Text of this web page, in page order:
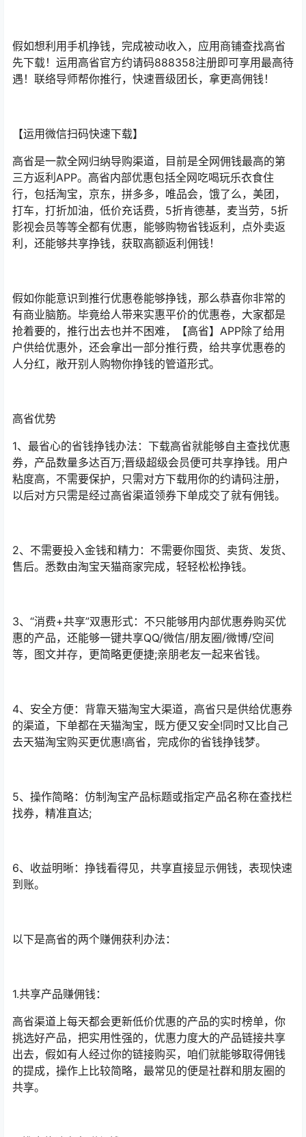
假如想利用手机挣钱，完成被动收入，应用商铺查找高省
先下载！运用高省官方约请码888358注册即可享用最高待
遇！联络导师帮你推行，快速晋级团长，拿更高佣钱！
【运用微信扫码快速下载】
高省是一款全网归纳导购渠道，目前是全网佣钱最高的第
三方返利APP。高省内部优惠包括全网吃喝玩乐衣食住
行，包括淘宝，京东，拼多多，唯品会，饿了么，美团，
打车，打折加油，低价充话费，5折肯德基，麦当劳，5折
影视会员等等全都有优惠，能够购物省钱返利，点外卖返
利，还能够共享挣钱，获取高额返利佣钱！
假如你能意识到推行优惠卷能够挣钱，那么恭喜你非常的
有商业脑筋。毕竟给人带来实惠平价的优惠卷，大家都是
抢着要的，推行出去也并不困难，【高省】APP除了给用
户供给优惠外，还会拿出一部分推行费，给共享优惠卷的
人分红，敞开别人购物你挣钱的管道形式。
高省优势
1、最省心的省钱挣钱办法：下载高省就能够自主查找优惠
券，产品数量多达百万;晋级超级会员便可共享挣钱。用户
粘度高，不需要保护，只需对方下载用你的约请码注册，
以后对方只需是经过高省渠道领券下单成交了就有佣钱。
2、不需要投入金钱和精力：不需要你囤货、卖货、发货、
售后。悉数由淘宝天猫商家完成，轻轻松松挣钱。
3、“消费+共享”双惠形式：不只能够用内部优惠券购买优
惠的产品，还能够一键共享QQ/微信/朋友圈/微博/空间
等，图文并存，更简略更便捷;亲朋老友一起来省钱。
4、安全方便：背靠天猫淘宝大渠道，高省只是供给优惠券
的渠道，下单都在天猫淘宝，既方便又安全!同时又比自己
去天猫淘宝购买更优惠!高省，完成你的省钱挣钱梦。
5、操作简略：仿制淘宝产品标题或指定产品名称在查找栏
找券，精准直达;
6、收益明晰：挣钱看得见，共享直接显示佣钱，表现快速
到账。
以下是高省的两个赚佣获利办法：
1.共享产品赚佣钱：
高省渠道上每天都会更新低价优惠的产品的实时榜单，你
挑选好产品，把实用性强的，优惠力度大的产品链接共享
出去，假如有人经过你的链接购买，咱们就能够取得佣钱
的提成，操作上比较简略，最常见的便是社群和朋友圈的
共享。